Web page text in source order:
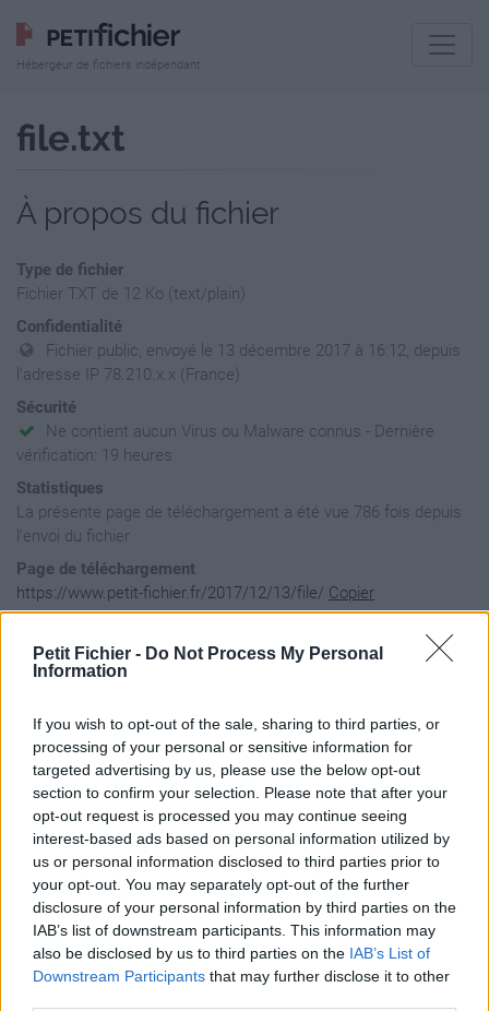
Petit Fichier - Do Not Process My Personal
Information
If you wish to opt-out of the sale, sharing to third parties, or
processing of your personal or sensitive information for
targeted advertising by us, please use the below opt-out
section to confirm your selection. Please note that after your
opt-out request is processed you may continue seeing
interest-based ads based on personal information utilized by
us or personal information disclosed to third parties prior to
your opt-out. You may separately opt-out of the further
disclosure of your personal information by third parties on the
IAB’s list of downstream participants. This information may
also be disclosed by us to third parties on the IAB’s List of
Downstream Participants that may further disclose it to other
Hébergeur de fichiers indépendant
file.txt
À propos du fichier
Type de fichier
Fichier TXT de 12 Ko (text/plain)
Confidentialité
Fichier public, envoyé le 13 décembre 2017 à 16:12, depuis
l'adresse IP 78.210.x.x (France)
Sécurité
Ne contient aucun Virus ou Malware connus - Dernière
vérification: 19 heures
Statistiques
La présente page de téléchargement a été vue 786 fois depuis
l'envoi du fichier
Page de téléchargement
https://www.petit-fichier.fr/2017/12/13/file/ Copier
Aperçu du fichier
1 123456789012345678901234567890123456789012345678901234567890123456789012345678901234567890123456789012345678901234567890
2 123456789012345678901234567890123456789012345678901234567890123456789012345678901234567890123456789012345678901234567890
3 123456789012345678901234567890123456789012345678901234567890123456789012345678901234567890123456789012345678901234567890
4 123456789012345678901234567890123456789012345678901234567890123456789012345678901234567890123456789012345678901234567890
5 123456789012345678901234567890123456789012345678901234567890123456789012345678901234567890123456789012345678901234567890
6 123456789012345678901234567890123456789012345678901234567890123456789012345678901234567890123456789012345678901234567890
7 123456789012345678901234567890123456789012345678901234567890123456789012345678901234567890123456789012345678901234567890
8 123456789012345678901234567890123456789012345678901234567890123456789012345678901234567890123456789012345678901234567890
9 123456789012345678901234567890123456789012345678901234567890123456789012345678901234567890123456789012345678901234567890
10 123456789012345678901234567890123456789012345678901234567890123456789012345678901234567890123456789012345678901234567890
11 123456789012345678901234567890123456789012345678901234567890123456789012345678901234567890123456789012345678901234567890
12 123456789012345678901234567890123456789012345678901234567890123456789012345678901234567890123456789012345678901234567890
13 123456789012345678901234567890123456789012345678901234567890123456789012345678901234567890123456789012345678901234567890
14 123456789012345678901234567890123456789012345678901234567890123456789012345678901234567890123456789012345678901234567890
15 123456789012345678901234567890123456789012345678901234567890123456789012345678901234567890123456789012345678901234567890
16 123456789012345678901234567890123456789012345678901234567890123456789012345678901234567890123456789012345678901234567890
17 123456789012345678901234567890123456789012345678901234567890123456789012345678901234567890123456789012345678901234567890
18 123456789012345678901234567890123456789012345678901234567890123456789012345678901234567890123456789012345678901234567890
19 123456789012345678901234567890123456789012345678901234567890123456789012345678901234567890123456789012345678901234567890
20 123456789012345678901234567890123456789012345678901234567890123456789012345678901234567890123456789012345678901234567890
21 123456789012345678901234567890123456789012345678901234567890123456789012345678901234567890123456789012345678901234567890
22 123456789012345678901234567890123456789012345678901234567890123456789012345678901234567890123456789012345678901234567890
23 123456789012345678901234567890123456789012345678901234567890123456789012345678901234567890123456789012345678901234567890
24 123456789012345678901234567890123456789012345678901234567890123456789012345678901234567890123456789012345678901234567890
25 123456789012345678901234567890123456789012345678901234567890123456789012345678901234567890123456789012345678901234567890
26 123456789012345678901234567890123456789012345678901234567890123456789012345678901234567890123456789012345678901234567890
27 123456789012345678901234567890123456789012345678901234567890123456789012345678901234567890123456789012345678901234567890
28 123456789012345678901234567890123456789012345678901234567890123456789012345678901234567890123456789012345678901234567890
29 123456789012345678901234567890123456789012345678901234567890123456789012345678901234567890123456789012345678901234567890
30 123456789012345678901234567890123456789012345678901234567890123456789012345678901234567890123456789012345678901234567890
31 123456789012345678901234567890123456789012345678901234567890123456789012345678901234567890123456789012345678901234567890
32 123456789012345678901234567890123456789012345678901234567890123456789012345678901234567890123456789012345678901234567890
33 123456789012345678901234567890123456789012345678901234567890123456789012345678901234567890123456789012345678901234567890
34 123456789012345678901234567890123456789012345678901234567890123456789012345678901234567890123456789012345678901234567890
35 123456789012345678901234567890123456789012345678901234567890123456789012345678901234567890123456789012345678901234567890
36 123456789012345678901234567890123456789012345678901234567890123456789012345678901234567890123456789012345678901234567890
37 123456789012345678901234567890123456789012345678901234567890123456789012345678901234567890123456789012345678901234567890
38 123456789012345678901234567890123456789012345678901234567890123456789012345678901234567890123456789012345678901234567890
39